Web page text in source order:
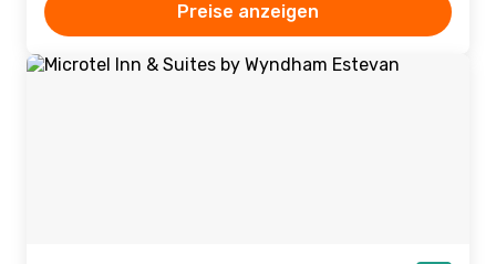
Preise anzeigen